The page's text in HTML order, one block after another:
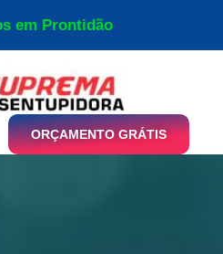
em Prontidão
ORÇAMENTO GRÁTIS